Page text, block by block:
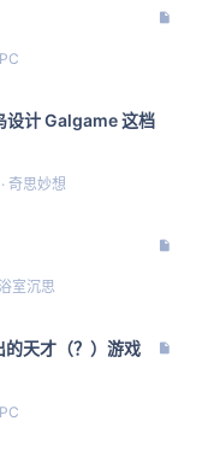
PC
设计 Galgame 这档
奇思妙想
浴室沉思
的天才（？）游戏
PC